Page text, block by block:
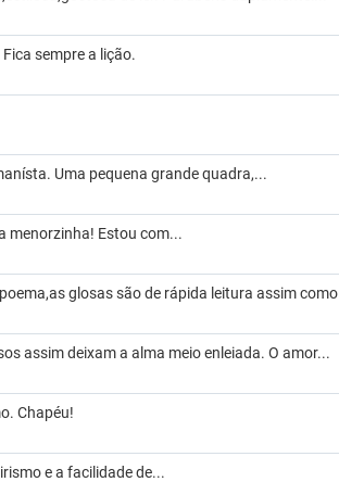
sempre a lição.
Uma pequena grande quadra,...
menorzinha! Estou com...
glosas são de rápida leitura assim
assim deixam a alma meio enleiada. O amor...
Chapéu!
e a facilidade de...